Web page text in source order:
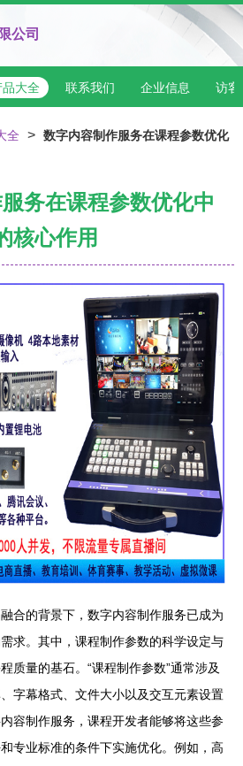
公司
品大全 联系我们 企业信息 访客
全 > 数字内容制作服务在课程参数优化
务在课程参数优化中
核心作用
合的背景下，数字内容制作服务已成为
求。其中，课程制作参数的科学设定与
质量的基石。“课程制作参数”通常涉及
字幕格式、文件大小以及交互元素设置
容制作服务，课程开发者能够将这些参
专业标准的条件下实施优化。例如，高